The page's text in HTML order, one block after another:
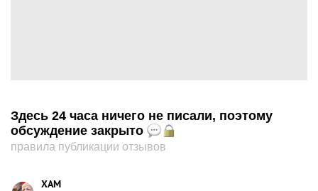
Здесь 24 часа ничего не писали, поэтому
обсуждение закрыто
правила публикации отзывов
XAM